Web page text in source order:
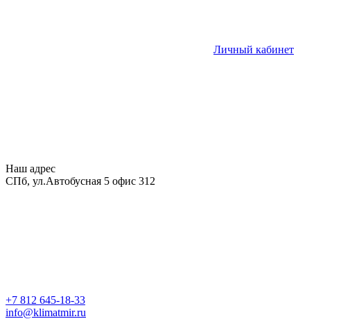
Личный кабинет
Наш адрес
СПб, ул.Автобусная 5 офис 312
+7 812 645-18-33
info@klimatmir.ru